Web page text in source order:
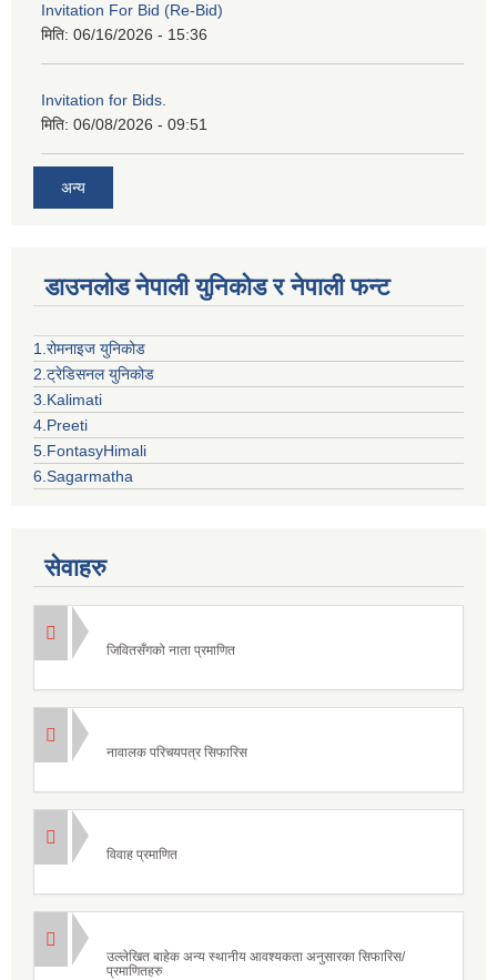
Invitation For Bid (Re-Bid)
मिति: 06/16/2026 - 15:36
Invitation for Bids.
मिति: 06/08/2026 - 09:51
अन्य
डाउनलोड नेपाली युनिकोड र नेपाली फन्ट
1.रोमनाइज युनिकोड
2.ट्रेडिसनल युनिकोड
3.Kalimati
4.Preeti
5.FontasyHimali
6.Sagarmatha
सेवाहरु
जिवितसँगको नाता प्रमाणित
नावालक परिचयपत्र सिफारिस
विवाह प्रमाणित
उल्लेखित बाहेक अन्य स्थानीय आवश्यकता अनुसारका सिफारिस/
प्रमाणितहरु